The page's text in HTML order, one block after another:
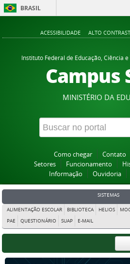
BRASIL
ACESSIBILIDADE ALTO
Instituto Federal de Educação, Ciência
Campus
MINISTÉRIO DA
Como chegar Contato
Setores
Funcionamento
Informação
Ouvidoria
SISTEMAS
ALIMENTAÇÃO ESCOLAR BIBLIOTECA HELIOS
PAE
QUESTIONÁRIO SUAP E-MAIL